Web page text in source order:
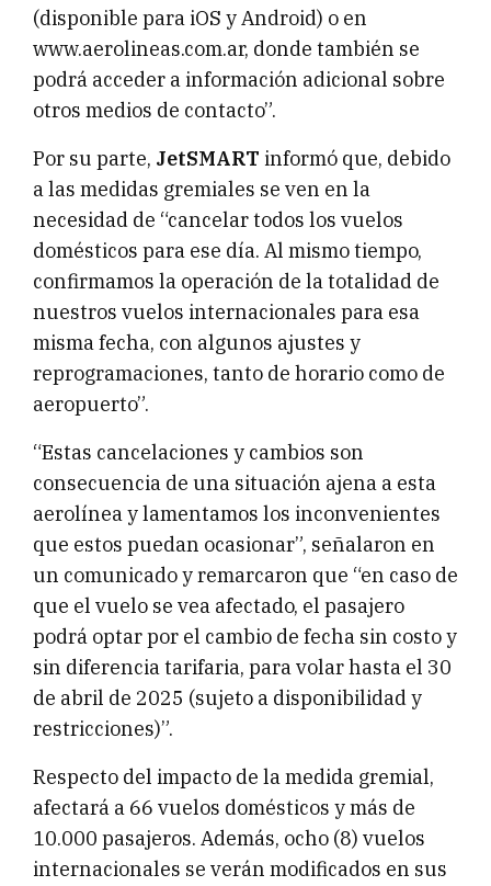
(disponible para iOS y Android) o en
www.aerolineas.com.ar, donde también se
podrá acceder a información adicional sobre
otros medios de contacto”.
Por su parte, JetSMART informó que, debido
a las medidas gremiales se ven en la
necesidad de “cancelar todos los vuelos
domésticos para ese día. Al mismo tiempo,
confirmamos la operación de la totalidad de
nuestros vuelos internacionales para esa
misma fecha, con algunos ajustes y
reprogramaciones, tanto de horario como de
aeropuerto”.
“Estas cancelaciones y cambios son
consecuencia de una situación ajena a esta
aerolínea y lamentamos los inconvenientes
que estos puedan ocasionar”, señalaron en
un comunicado y remarcaron que “en caso de
que el vuelo se vea afectado, el pasajero
podrá optar por el cambio de fecha sin costo y
sin diferencia tarifaria, para volar hasta el 30
de abril de 2025 (sujeto a disponibilidad y
restricciones)”.
Respecto del impacto de la medida gremial,
afectará a 66 vuelos domésticos y más de
10.000 pasajeros. Además, ocho (8) vuelos
internacionales se verán modificados en sus